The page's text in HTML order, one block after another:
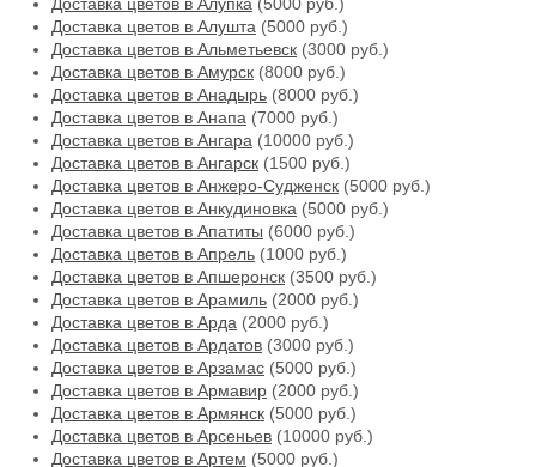
Доставка цветов в Алушта (5000 руб.)
Доставка цветов в Альметьевск (3000 руб.)
Доставка цветов в Амурск (8000 руб.)
Доставка цветов в Анадырь (8000 руб.)
Доставка цветов в Анапа (7000 руб.)
Доставка цветов в Ангара (10000 руб.)
Доставка цветов в Ангарск (1500 руб.)
Доставка цветов в Анжеро-Судженск (5000 руб.)
Доставка цветов в Анкудиновка (5000 руб.)
Доставка цветов в Апатиты (6000 руб.)
Доставка цветов в Апрель (1000 руб.)
Доставка цветов в Апшеронск (3500 руб.)
Доставка цветов в Арамиль (2000 руб.)
Доставка цветов в Арда (2000 руб.)
Доставка цветов в Ардатов (3000 руб.)
Доставка цветов в Арзамас (5000 руб.)
Доставка цветов в Армавир (2000 руб.)
Доставка цветов в Армянск (5000 руб.)
Доставка цветов в Арсеньев (10000 руб.)
Доставка цветов в Артем (5000 руб.)